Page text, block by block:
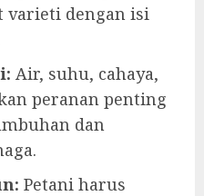
varieti dengan isi
Air, suhu, cahaya,
peranan penting
dan
Petani harus